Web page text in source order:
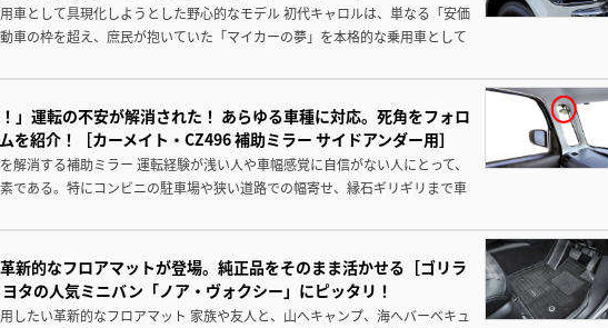
車として具現化しようとした野心的なモデル 初代キャロルは、単なる「安価
車の枠を超え、庶民が抱いていた「マイカーの夢」を本格的な乗用車として
」運転の不安が解消された！ あらゆる車種に対応。死角をフォロ
を紹介！［カーメイト・CZ496 補助ミラー サイドアンダー用］
解消する補助ミラー 運転経験が浅い人や車幅感覚に自信がない人にとって、
である。特にコンビニの駐車場や狭い道路での幅寄せ、縁石ギリギリまで車
新的なフロアマットが登場。純正品をそのまま活かせる［ゴリラ
タの人気ミニバン「ノア・ヴォクシー」にピッタリ！
したい革新的なフロアマット 家族や友人と、山へキャンプ、海へバーベキュ